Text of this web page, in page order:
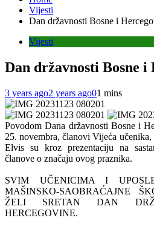
Vijesti
Dan državnosti Bosne i
Vijesti
Dan državnosti Bosne i
3 years ago2 years ago01 mins
Povodom Dana državnosti Bosne i
25. novembra, članovi Vijeća
Elvis su kroz prezentaciju na
članove o značaju ovog praznika.
SVIM UČENICIMA I
MAŠINSKO-SAOBRAĆAJNE
ŽELI SRETAN DAN
HERCEGOVINE.